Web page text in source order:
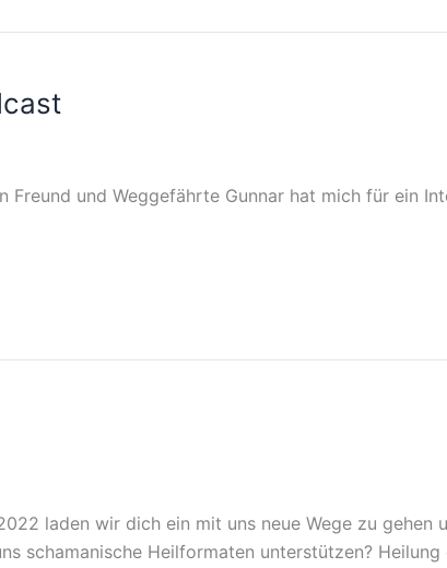
und Weggefährte Gunnar hat mich für ein
laden wir dich ein mit uns neue Wege zu
schamanische Heilformaten unterstützen?